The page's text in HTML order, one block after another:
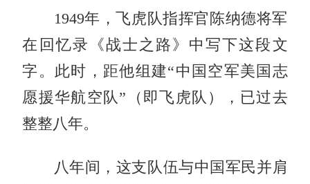
1949年，飞虎队指挥官陈纳德将军
在回忆录《战士之路》中写下这段文
字。此时，距他组建“中国空军美国志
愿援华航空队”（即飞虎队），已过去
整整八年。
八年间，这支队伍与中国军民并肩